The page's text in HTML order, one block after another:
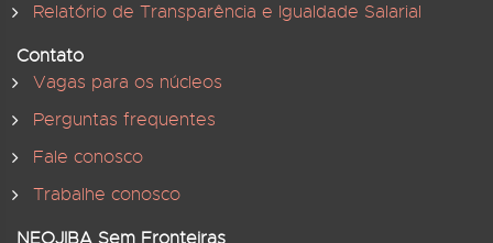
Relatório de Transparência e Igualdade Salarial
Contato
Vagas para os núcleos
Perguntas frequentes
Fale conosco
Trabalhe conosco